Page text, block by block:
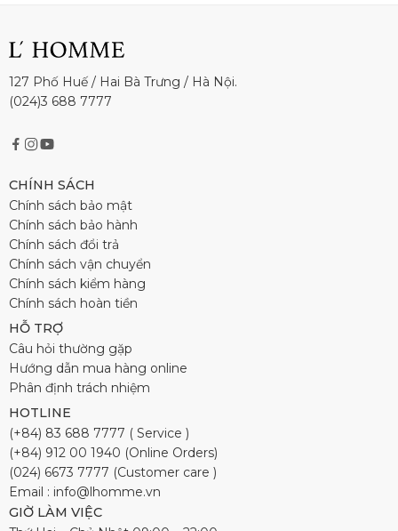
127 Phố Huế / Hai Bà Trưng / Hà Nội.
(024)3 688 7777
CHÍNH SÁCH
Chính sách bảo mật
Chính sách bảo hành
Chính sách đổi trả
Chính sách vận chuyển
Chính sách kiểm hàng
Chính sách hoàn tiền
HỖ TRỢ
Câu hỏi thường gặp
Hướng dẫn mua hàng online
Phân định trách nhiệm
HOTLINE
(+84) 83 688 7777 ( Service )
(+84) 912 00 1940 (Online Orders)
(024) 6673 7777 (Customer care )
Email : info@lhomme.vn
GIỜ LÀM VIỆC